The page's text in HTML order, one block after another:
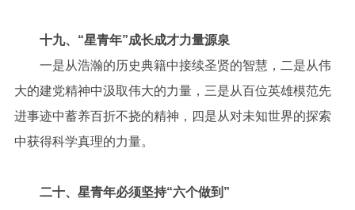
十九、“星青年”成长成才力量源泉
一是从浩瀚的历史典籍中接续圣贤的智慧，二是从伟
大的建党精神中汲取伟大的力量，三是从百位英雄模范先
进事迹中蓄养百折不挠的精神，四是从对未知世界的探索
中获得科学真理的力量。
二十、星青年必须坚持“六个做到”